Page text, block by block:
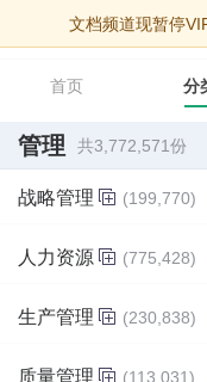
文档频道现暂停
首页 分
管理 共3,772,571份
战略管理 (199,770)
人力资源 (775,428)
生产管理 (230,838)
质量管理 (113,031)